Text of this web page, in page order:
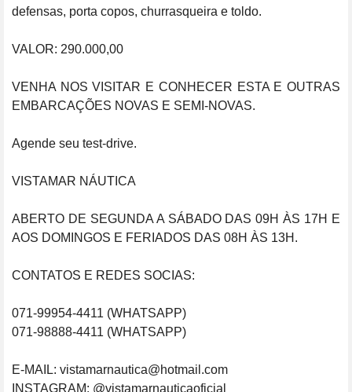
defensas, porta copos, churrasqueira e toldo.
VALOR: 290.000,00
VENHA NOS VISITAR E CONHECER ESTA E OUTRAS
EMBARCAÇÕES NOVAS E SEMI-NOVAS.
Agende seu test-drive.
VISTAMAR NÁUTICA
ABERTO DE SEGUNDA A SÁBADO DAS 09H ÀS 17H E
AOS DOMINGOS E FERIADOS DAS 08H ÀS 13H.
CONTATOS E REDES SOCIAS:
071-99954-4411 (WHATSAPP)
071-98888-4411 (WHATSAPP)
E-MAIL: vistamarnautica@hotmail.com
INSTAGRAM: @vistamarnauticaoficial